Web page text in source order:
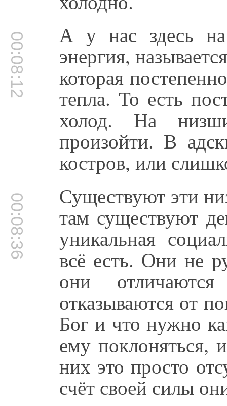
00:08:12 А у нас здесь
энергия,
которая
тепла. То есть
холод. На
произойти. В
костров, или
00:08:36 Существуют эти
там существуют
уникальная
всё есть. Они не
они
отказываются от
Бог и что нужно
ему поклоняться,
них это просто
счёт своей силы